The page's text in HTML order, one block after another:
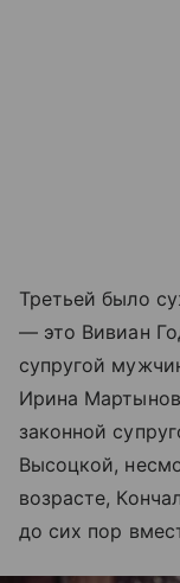
Третьей было
— это Вивиан
супругой
Ирина
законной
Высоцкой,
возрасте,
до сих пор